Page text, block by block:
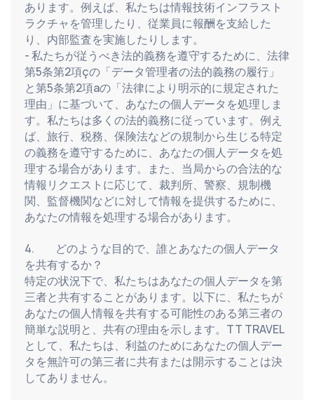
あります。例えば、私たちは情報技術インフラスト
ラクチャを管理したり、従業員に報酬を支給した
り、内部監査を実施したりします。
- 私たちが従うべき法的義務を遵守するために、法律
第5条第2項çの「データ管理者の法的義務の履行」
と第5条第2項aの「法律により明示的に規定された
理由」に基づいて、あなたの個人データを処理しま
す。私たちは多くの法的義務に従っています。例え
ば、旅行、税務、保険法などの規制から生じる特定
の義務を遵守するために、あなたの個人データを処
理する場合があります。また、当局からの合法的な
情報リクエストに応じて、裁判所、警察、規制機
関、監督機関などに対して情報を提供するために、
あなたの情報を処理する場合があります。
4.          どのような目的で、誰とあなたの個人データ
を共有するか？
特定の状況下で、私たちはあなたの個人データを第
三者と共有することがあります。以下に、私たちが
あなたの個人情報を共有する可能性のある第三者の
簡単な説明と、共有の理由を示します。TT TRAVEL
として、私たちは、利益のためにあなたの個人デー
タを無許可の第三者に共有または開示することは決
してありません。